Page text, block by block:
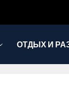
ОТДЫХ И